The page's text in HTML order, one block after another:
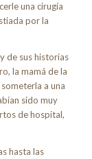
una cirugía
por la
de sus historias
la mamá de la
a una
sido muy
de hospital,
hasta las